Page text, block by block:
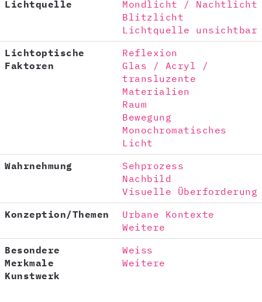
Lichtquelle
Mondlicht / Nachtlicht
Blitzlicht
Lichtquelle unsichtbar
Lichtoptische
Faktoren
Reflexion
Glas / Acryl /
transluzente
Materialien
Raum
Bewegung
Monochromatisches
Licht
Wahrnehmung
Sehprozess
Nachbild
Visuelle Überforderung
Konzeption/Themen
Urbane Kontexte
Weitere
Besondere
Merkmale
Kunstwerk
Weiss
Weitere